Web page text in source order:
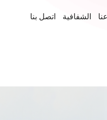
الشفافية اتصل بنا